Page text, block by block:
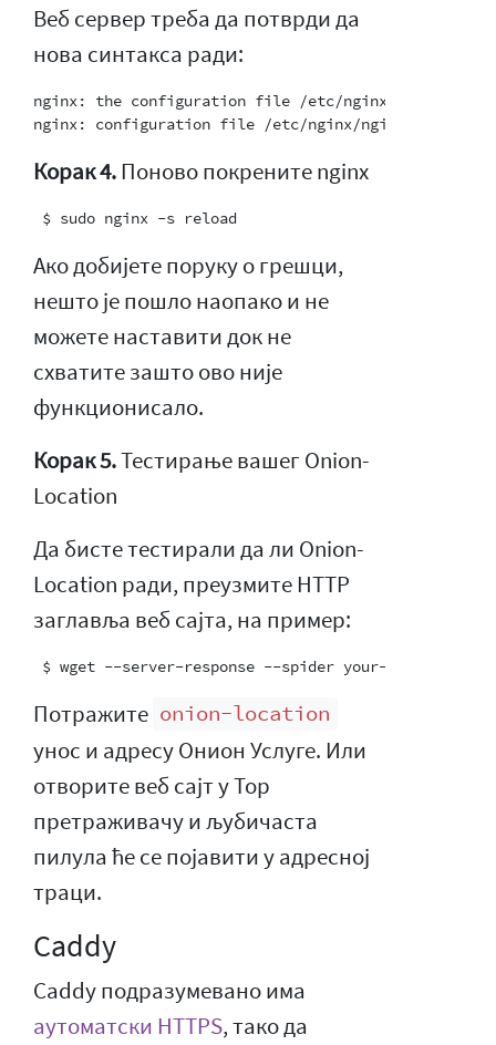
Веб сервер треба да потврди да
нова синтакса ради:
nginx: the configuration file /etc/nginx/nginx.conf
Корак 4.Поново покрените nginx
Ако добијете поруку о грешци,
нешто је пошло наопако и не
можете наставити док не
схватите зашто ово није
функционисало.
Корак 5.Тестирање вашег Onion-
Location
Да бисте тестирали да ли Onion-
Location ради, преузмите HTTP
заглавља веб сајта, на пример:
Потражите onion-location
унос и адресу Онион Услуге. Или
отворите веб сајт у Тор
претраживачу и љубичаста
пилула ће се појавити у адресној
траци.
Caddy
Caddy подразумевано има
аутоматски HTTPS, тако да